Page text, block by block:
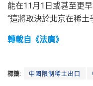
能在11月1日或甚至更
“這將取決於北京在稀土
轉載自《法廣》
標籤: 中國限制稀土出口